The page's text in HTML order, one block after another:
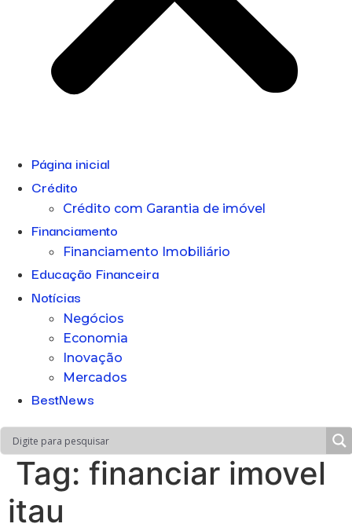
Página inicial
Crédito
Crédito com Garantia de imóvel
Financiamento
Financiamento Imobiliário
Educação Financeira
Notícias
Negócios
Economia
Inovação
Mercados
BestNews
Tag: financiar imovel
itau